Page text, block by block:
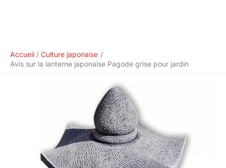
Accueil
Culture japonaise
Avis sur la lanterne japonaise Pagode grise pour jardin